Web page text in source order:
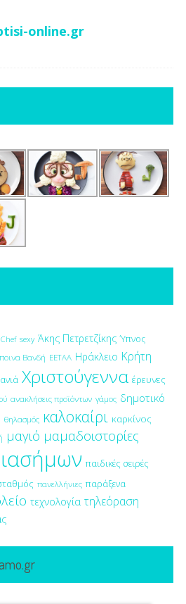
online.gr
sexy Άκης Πετρετζίκης Ύπνος
Βανδή ΕΕΤΑΑ Ηράκλειο Κρήτη
Χριστούγεννα έρευνες
ανακλήσεις προϊόντων γάμος δημοτικό
θηλασμός καλοκαίρι καρκίνος
μαγιό μαμαδοιστορίες
παιδικές σειρές
πανελλήνιες παράξενα
τεχνολογία τηλεόραση